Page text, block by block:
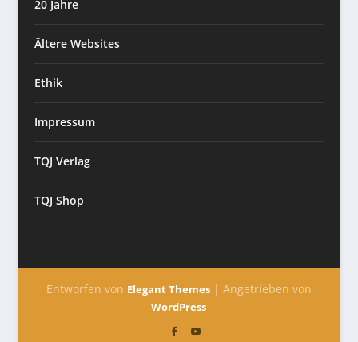
20 Jahre
Ältere Websites
Ethik
Impressum
TQJ Verlag
TQJ Shop
Entworfen von Elegant Themes| Angetrieben von
WordPress